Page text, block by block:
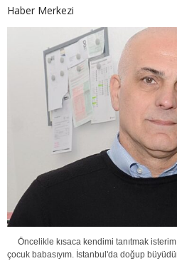
Haber Merkezi
Öncelikle kısaca kendimi tanıtmak
çocuk babasıyım. İstanbul'da doğup